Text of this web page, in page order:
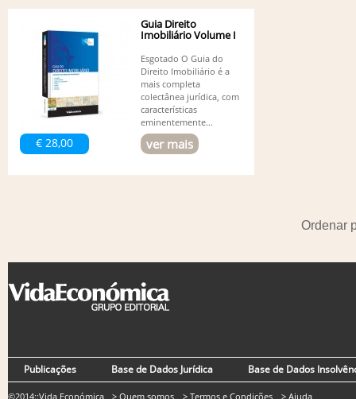
€ 28,00
Guia Direito
Imobiliário Volume I
Esgotado O Guia do
Direito Imobiliário é a
mais completa
colectânea jurídica, com
características
eminentemente...
ver mais
Ordenar
Publicações Base de Dados Jurídica Base de Dados
©2014::Vida Económica > Quem somos > Termos e Condições > Ajuda